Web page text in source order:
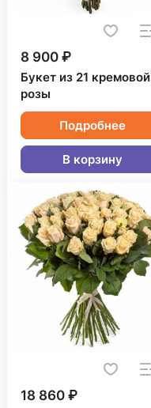
8 900 ₽
Букет из 21 кремовой
розы
Подробнее
В корзину
18 860 ₽